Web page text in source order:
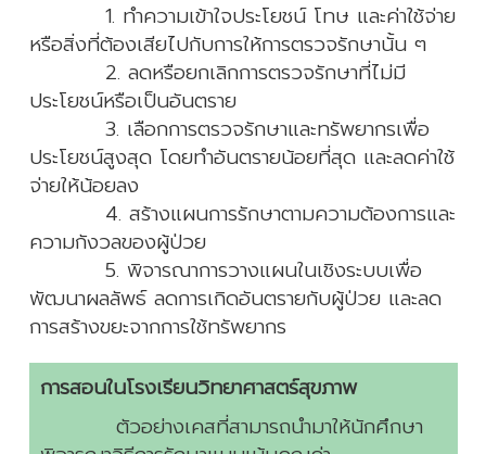
1. ทำความเข้าใจประโยชน์ โทษ และค่าใช้จ่าย
หรือสิ่งที่ต้องเสียไปกับการให้การตรวจรักษานั้น ๆ
2. ลดหรือยกเลิกการตรวจรักษาที่ไม่มี
ประโยชน์หรือเป็นอันตราย
3. เลือกการตรวจรักษาและทรัพยากรเพื่อ
ประโยชน์สูงสุด โดยทำอันตรายน้อยที่สุด และลดค่าใช้
จ่ายให้น้อยลง
4. สร้างแผนการรักษาตามความต้องการและ
ความกังวลของผู้ป่วย
5. พิจารณาการวางแผนในเชิงระบบเพื่อ
พัฒนาผลลัพธ์ ลดการเกิดอันตรายกับผู้ป่วย และลด
การสร้างขยะจากการใช้ทรัพยากร
การสอนในโรงเรียนวิทยาศาสตร์สุขภาพ
ตัวอย่างเคสที่สามารถนำมาให้นักศึกษา